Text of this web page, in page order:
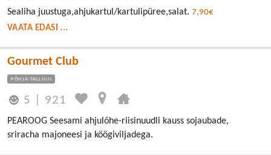
Sealiha juustuga,ahjukartul/kartulipüree,salat. 7,90€
VAATA EDASI ...
Gourmet Club
PÕHJA-TALLINN
5 921
PEAROOG Seesami ahjulõhe-riisinuudli kauss sojaubade,
sriracha majoneesi ja köögiviljadega.